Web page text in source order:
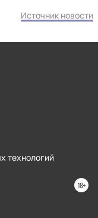
Источник новости
технологий